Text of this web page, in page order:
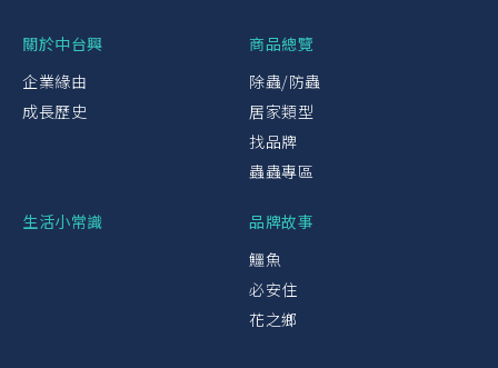
關於中台興
企業緣由
成長歷史
商品總覽
除蟲/防蟲
居家類型
找品牌
蟲蟲專區
生活小常識
品牌故事
鱷魚
必安住
花之鄉